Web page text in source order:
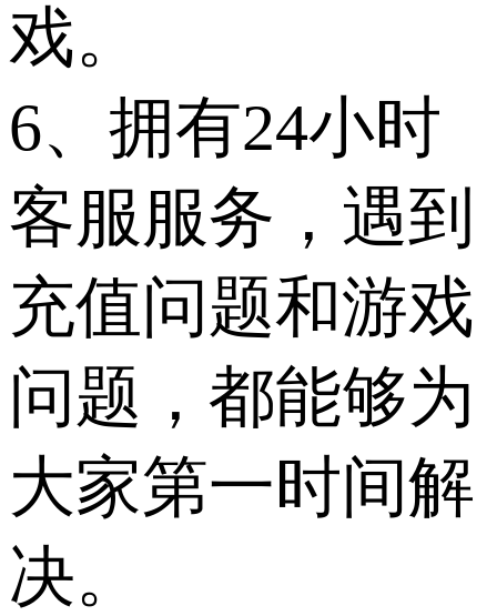
戏。
6、拥有24小时
客服服务，遇到
充值问题和游戏
问题，都能够为
大家第一时间解
决。